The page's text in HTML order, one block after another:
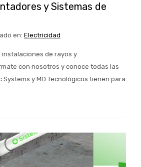
y Sistemas de
en: Electricidad
de rayos y
con nosotros y conoce todas las
y MD Tecnológicos tienen para